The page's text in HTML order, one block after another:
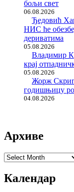
бољи свет
06.08.2026
Ђедовић
НИС ће
дериватима
05.08.2026
Владимир
крај
05.08.2026
Жорж
годишњицу
04.08.2026
Архиве
Архиве
Календар